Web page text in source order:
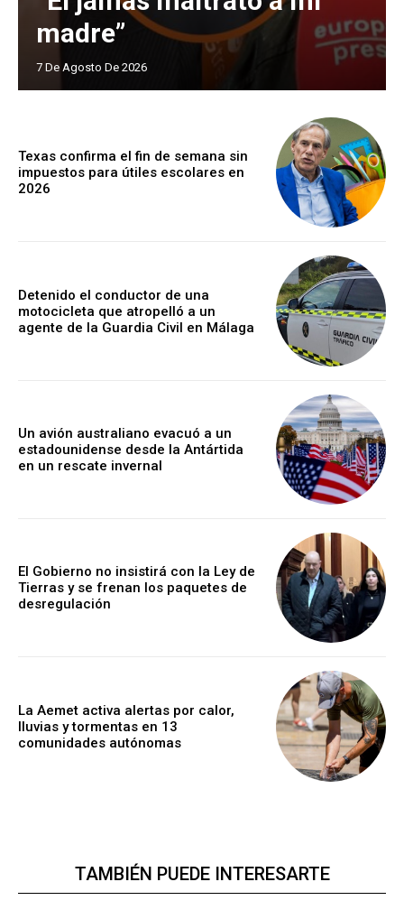
madre”
7 De Agosto De 2026
Texas confirma el fin de semana sin
impuestos para útiles escolares en
2026
Detenido el conductor de una
motocicleta que atropelló a un
agente de la Guardia Civil en Málaga
Un avión australiano evacuó a un
estadounidense desde la Antártida
en un rescate invernal
El Gobierno no insistirá con la Ley de
Tierras y se frenan los paquetes de
desregulación
La Aemet activa alertas por calor,
lluvias y tormentas en 13
comunidades autónomas
TAMBIÉN PUEDE INTERESARTE